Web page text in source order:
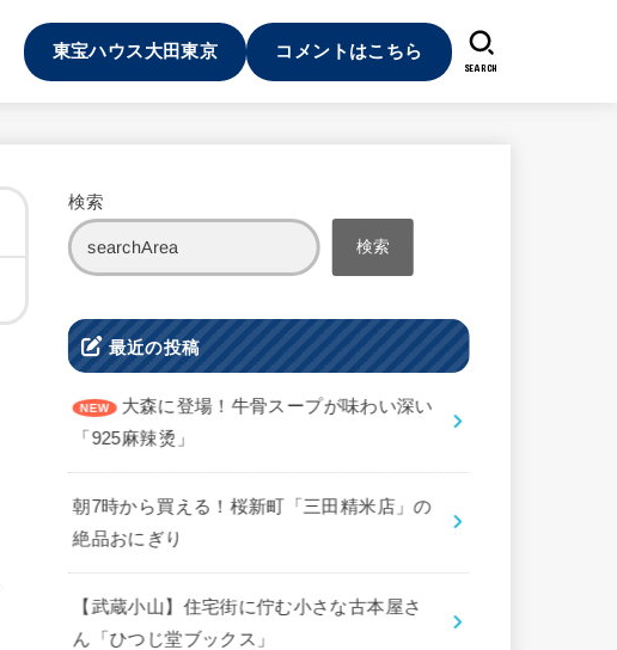
東宝ハウス大田東京 コメントはこちら
SEARCH
検索
検索
最近の投稿
大森に登場！牛骨スープが味わい深い
「925麻辣烫」
朝7時から買える！桜新町「三田精米店」の
絶品おにぎり
【武蔵小山】住宅街に佇む小さな古本屋さ
ん「ひつじ堂ブックス」